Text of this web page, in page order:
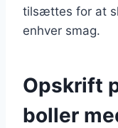
tilsættes for at
enhver smag.
Opskrift
boller